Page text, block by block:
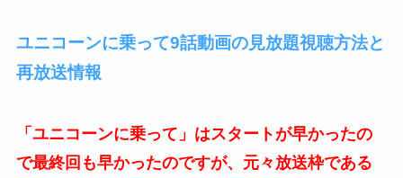
ユニコーンに乗って9話動画の見放題視聴方法と
再放送情報
「ユニコーンに乗って」はスタートが早かったの
で最終回も早かったのですが、元々放送枠である